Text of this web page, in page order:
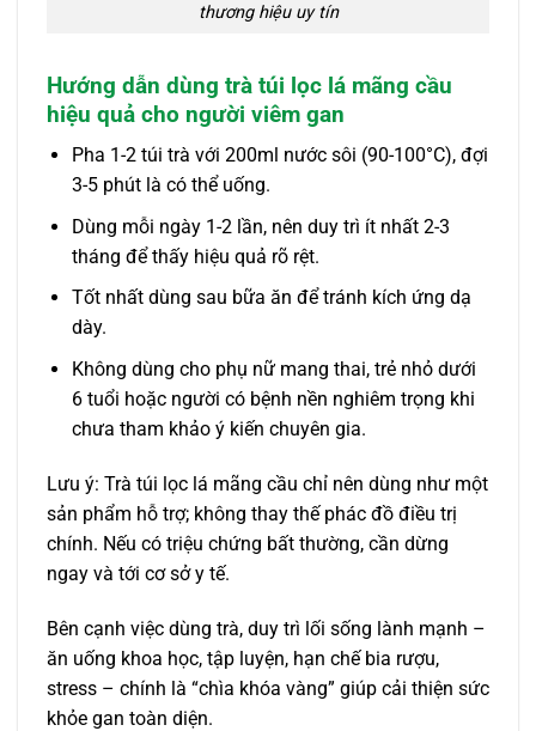
thương hiệu uy tín
Hướng dẫn dùng trà túi lọc lá mãng cầu
hiệu quả cho người viêm gan
Pha 1-2 túi trà với 200ml nước sôi (90-100°C), đợi
3-5 phút là có thể uống.
Dùng mỗi ngày 1-2 lần, nên duy trì ít nhất 2-3
tháng để thấy hiệu quả rõ rệt.
Tốt nhất dùng sau bữa ăn để tránh kích ứng dạ
dày.
Không dùng cho phụ nữ mang thai, trẻ nhỏ dưới
6 tuổi hoặc người có bệnh nền nghiêm trọng khi
chưa tham khảo ý kiến chuyên gia.
Lưu ý: Trà túi lọc lá mãng cầu chỉ nên dùng như một
sản phẩm hỗ trợ; không thay thế phác đồ điều trị
chính. Nếu có triệu chứng bất thường, cần dừng
ngay và tới cơ sở y tế.
Bên cạnh việc dùng trà, duy trì lối sống lành mạnh –
ăn uống khoa học, tập luyện, hạn chế bia rượu,
stress – chính là “chìa khóa vàng” giúp cải thiện sức
khỏe gan toàn diện.